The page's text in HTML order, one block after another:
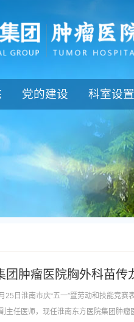
党的建设 科室设置
团肿瘤医院胸外科苗传
25日淮南市庆“五一”暨劳动和技能竞赛
主任医师，现任淮南东方医院集团肿